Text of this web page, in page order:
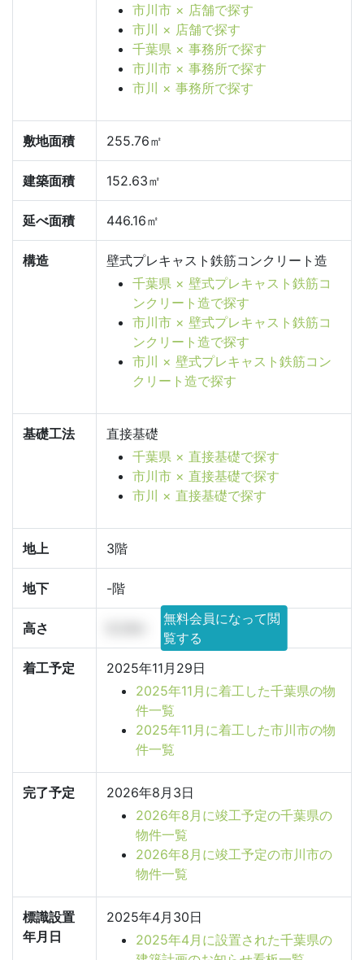
市川市 × 店舗で探す
市川 × 店舗で探す
千葉県 × 事務所で探す
市川市 × 事務所で探す
市川 × 事務所で探す
敷地面積 255.76㎡
建築面積 152.63㎡
延べ面積 446.16㎡
構造
壁式プレキャスト鉄筋コンクリート造
千葉県 × 壁式プレキャスト鉄筋コ
ンクリート造で探す
市川市 × 壁式プレキャスト鉄筋コ
ンクリート造で探す
市川 × 壁式プレキャスト鉄筋コン
クリート造で探す
基礎工法
直接基礎
千葉県 × 直接基礎で探す
市川市 × 直接基礎で探す
市川 × 直接基礎で探す
地上 3階
地下 -階
高さ
無料会員になって閲
覧する
着工予定
2025年11月29日
2025年11月に着工した千葉県の物
件一覧
2025年11月に着工した市川市の物
件一覧
完了予定
2026年8月3日
2026年8月に竣工予定の千葉県の
物件一覧
2026年8月に竣工予定の市川市の
物件一覧
標識設置
年月日
2025年4月30日
2025年4月に設置された千葉県の